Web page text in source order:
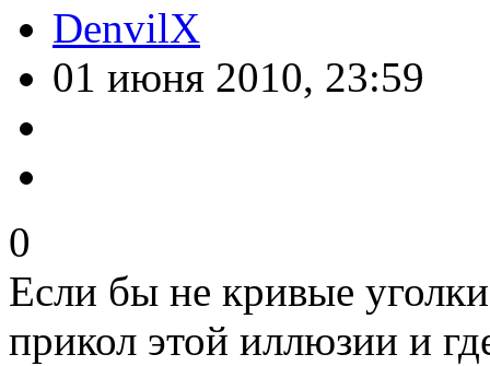
DenvilX
01 июня 2010, 23:59
0
Если бы не кривые
прикол этой иллюзии и